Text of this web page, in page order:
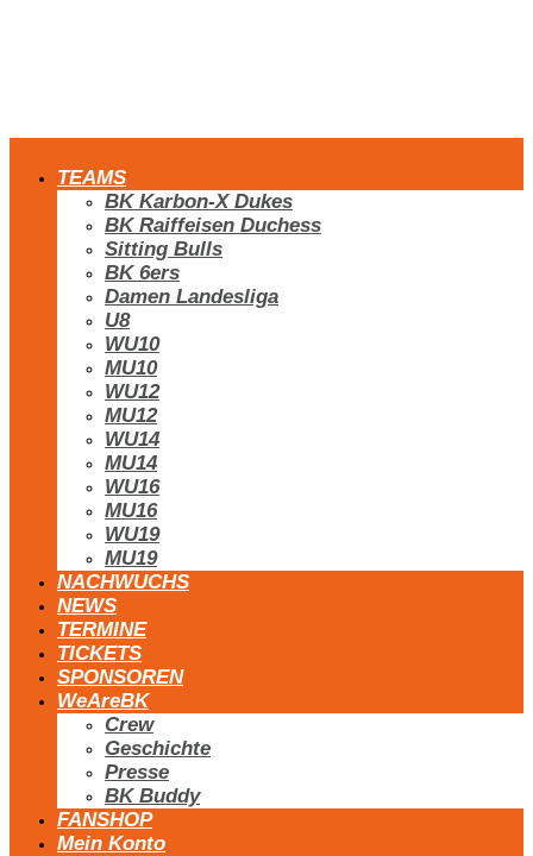
TEAMS
BK Karbon-X Dukes
BK Raiffeisen Duchess
Sitting Bulls
BK 6ers
Damen Landesliga
U8
WU10
MU10
WU12
MU12
WU14
MU14
WU16
MU16
WU19
MU19
NACHWUCHS
NEWS
TERMINE
TICKETS
SPONSOREN
WeAreBK
Crew
Geschichte
Presse
BK Buddy
FANSHOP
Mein Konto